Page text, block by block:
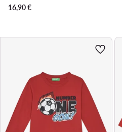
16,90€